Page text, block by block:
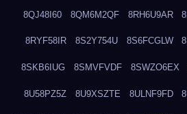
8QJ48I60 8QM6M2QF 8RH6U9AR
8RYF58IR 8S2Y754U 8S6FCGLW
8SKB6IUG 8SMVFVDF 8SWZO6EX
8U58PZ5Z 8U9XSZTE 8ULNF9FD